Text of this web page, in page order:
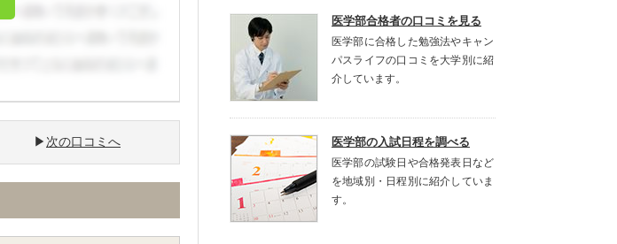
次の口コミへ
医学部合格者の口コミを見る
医学部に合格した勉強法やキャン
パスライフの口コミを大学別に紹
介しています。
医学部の入試日程を調べる
医学部の試験日や合格発表日など
を地域別・日程別に紹介していま
す。